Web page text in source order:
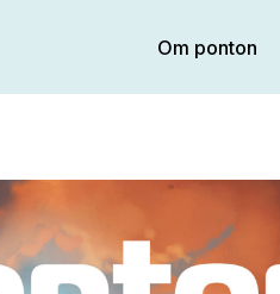
Om ponton